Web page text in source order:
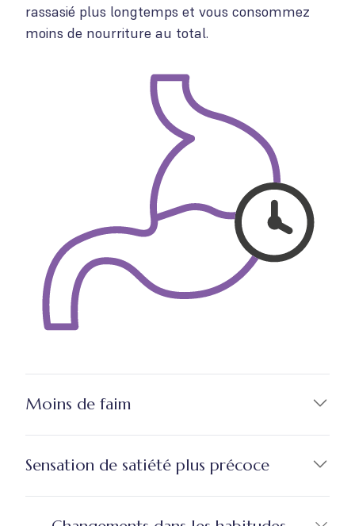
rassasié plus longtemps et vous consommez
moins de nourriture au total.
Moins de faim
Sensation de satiété plus précoce